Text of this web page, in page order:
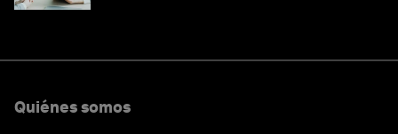
Quiénes somos